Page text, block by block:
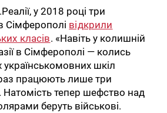
у 2018 році три
Сімферополі відкрили
класів. «Навіть у колишній
в Сімферополі — колись
українськомовних шкіл
працюють лише три
Натомість тепер шефство над
беруть військові.